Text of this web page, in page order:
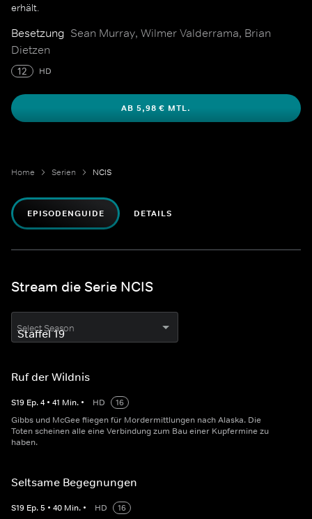
erhält.
Besetzung Sean Murray, Wilmer Valderrama, Brian
Dietzen
12 HD
AB 5,98 € MTL.
Home Serien NCIS
EPISODENGUIDE DETAILS
Stream die Serie NCIS
Select Season
Ruf der Wildnis
S19 Ep.4 • 41 Min. • HD
16
Gibbs und McGee fliegen für Mordermittlungen nach Alaska. Die
Toten scheinen alle eine Verbindung zum Bau einer Kupfermine zu
haben.
Seltsame Begegnungen
S19 Ep.5 • 40 Min. • HD
16